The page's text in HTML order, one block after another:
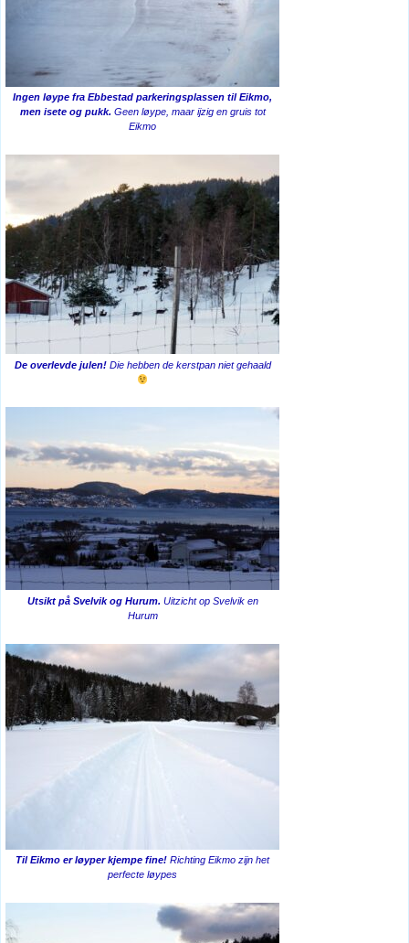
Ingen løype fra Ebbestad parkeringsplassen til Eikmo,
men isete og pukk. Geen løype, maar ijzig en gruis tot
Eikmo
De overlevde julen!Die hebben de kerstpan niet gehaald
Utsikt på Svelvik og Hurum. Uitzicht op Svelvik en
Hurum
Til Eikmo er løyper kjempe fine! Richting Eikmo zijn het
perfecte løypes